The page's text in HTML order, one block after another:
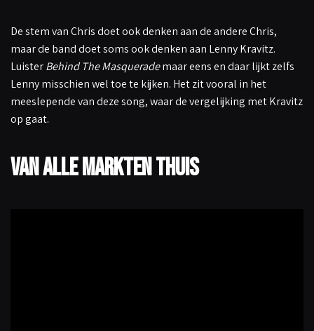
De stem van Chris doet ook denken aan de andere Chris,
maar de band doet soms ook denken aan Lenny Kravitz.
LuisterBehind The Masquerademaar eens en daar lijkt zelfs
Lenny misschien wel toe te kijken. Het zit vooral in het
meeslepende van deze song, waar de vergelijking met Kravitz
op gaat.
Van alle markten thuis